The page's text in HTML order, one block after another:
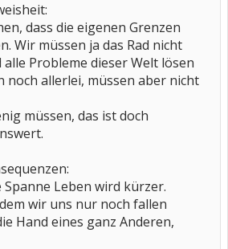
dass die eigenen Grenzen
Wir müssen ja das Rad nicht
Probleme dieser Welt lösen
noch allerlei, müssen aber nicht
müssen, das ist doch
Leben wird kürzer.
wir uns nur noch fallen
Hand eines ganz Anderen,